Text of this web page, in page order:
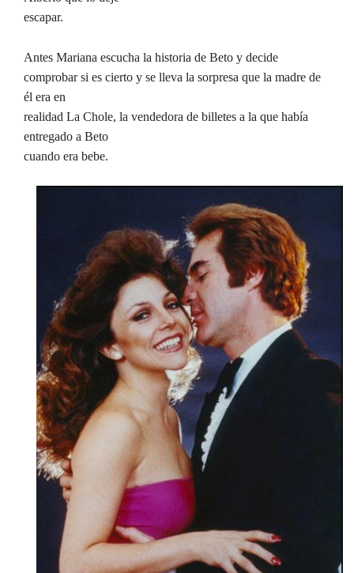
escapar.
Antes Mariana escucha la historia de Beto y decide
comprobar si es cierto y se lleva la sorpresa que la madre de
él era en
realidad La Chole, la vendedora de billetes a la que había
entregado a Beto
cuando era bebe.